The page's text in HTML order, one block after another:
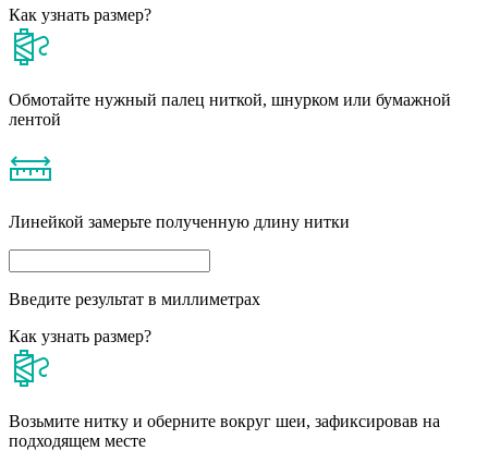
Как узнать размер?
Обмотайте нужный палец ниткой, шнурком или бумажной
лентой
Линейкой замерьте полученную длину нитки
Введите результат в миллиметрах
Как узнать размер?
Возьмите нитку и оберните вокруг шеи, зафиксировав на
подходящем месте